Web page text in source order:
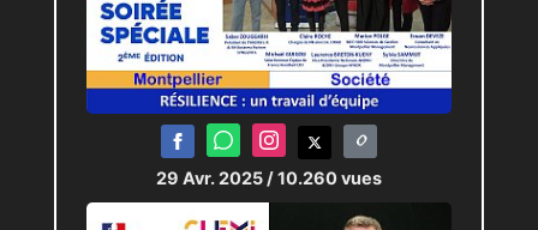
29 Avr. 2025 / 10.260 vues